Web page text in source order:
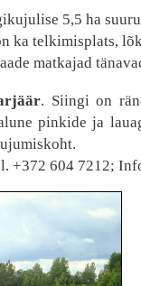
5,5 ha
ka telkimisplats,
matkajad
. Siingi on
pinkide ja
+372 604 7212;